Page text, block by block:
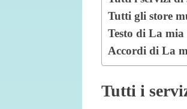
Tutti gli store
Testo di La
Accordi di La
Tutti i